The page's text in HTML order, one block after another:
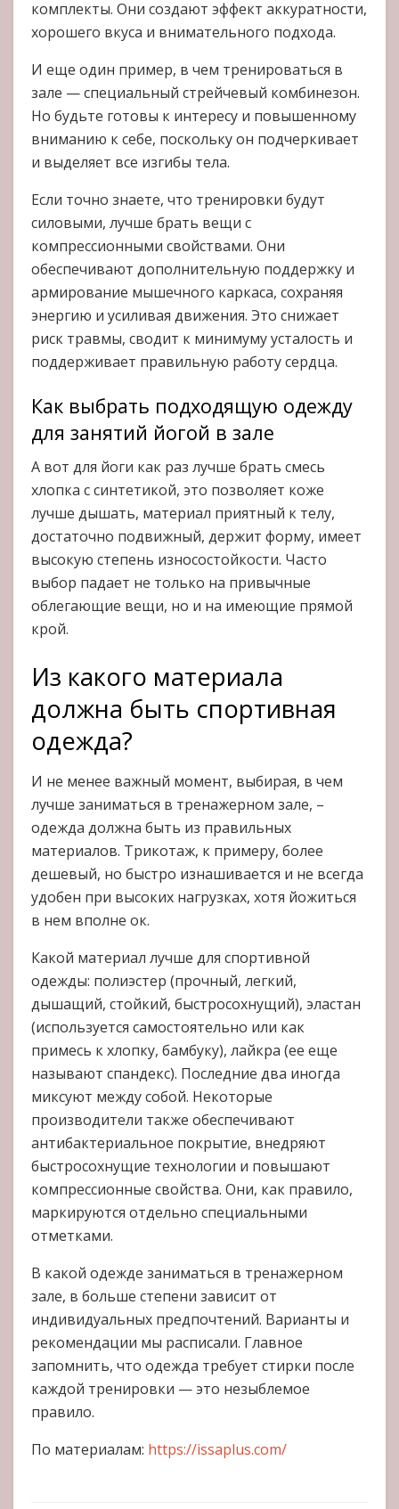
комплекты. Они создают эффект аккуратности,
хорошего вкуса и внимательного подхода.
И еще один пример, в чем тренироваться в
зале — специальный стрейчевый комбинезон.
Но будьте готовы к интересу и повышенному
вниманию к себе, поскольку он подчеркивает
и выделяет все изгибы тела.
Если точно знаете, что тренировки будут
силовыми, лучше брать вещи с
компрессионными свойствами. Они
обеспечивают дополнительную поддержку и
армирование мышечного каркаса, сохраняя
энергию и усиливая движения. Это снижает
риск травмы, сводит к минимуму усталость и
поддерживает правильную работу сердца.
Как выбрать подходящую одежду
для занятий йогой в зале
А вот для йоги как раз лучше брать смесь
хлопка с синтетикой, это позволяет коже
лучше дышать, материал приятный к телу,
достаточно подвижный, держит форму, имеет
высокую степень износостойкости. Часто
выбор падает не только на привычные
облегающие вещи, но и на имеющие прямой
крой.
Из какого материала
должна быть спортивная
одежда?
И не менее важный момент, выбирая, в чем
лучше заниматься в тренажерном зале, –
одежда должна быть из правильных
материалов. Трикотаж, к примеру, более
дешевый, но быстро изнашивается и не всегда
удобен при высоких нагрузках, хотя йожиться
в нем вполне ок.
Какой материал лучше для спортивной
одежды: полиэстер (прочный, легкий,
дышащий, стойкий, быстросохнущий), эластан
(используется самостоятельно или как
примесь к хлопку, бамбуку), лайкра (ее еще
называют спандекс). Последние два иногда
миксуют между собой. Некоторые
производители также обеспечивают
антибактериальное покрытие, внедряют
быстросохнущие технологии и повышают
компрессионные свойства. Они, как правило,
маркируются отдельно специальными
отметками.
В какой одежде заниматься в тренажерном
зале, в больше степени зависит от
индивидуальных предпочтений. Варианты и
рекомендации мы расписали. Главное
запомнить, что одежда требует стирки после
каждой тренировки — это незыблемое
правило.
По материалам: https://issaplus.com/